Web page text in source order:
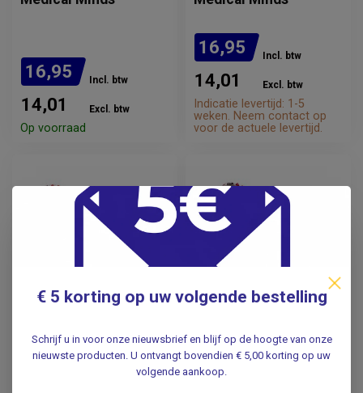
16,95 Incl. btw
14,01 Excl. btw
Op voorraad
16,95 Incl. btw
14,01 Excl. btw
Indicatie levertijd: 1-5
weken. Neem contact op
voor de actuele levertijd.
SATILLO
Chirurgische schaar -
linkshandig - Design:
Verbandschaar -
linkshandig - Design:
Ouch My Organs
€ 5 korting op uw volgende bestelling
Schrijf u in voor onze nieuwsbrief en blijf op de hoogte van onze
nieuwste producten. U ontvangt bovendien € 5,00 korting op uw
volgende aankoop.